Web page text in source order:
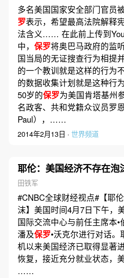
多名美国国家安全部门官员
罗表示，希望最高法院解释
法含义…… 在此前上传到
中， 保罗将奥巴马政府的监
国当局的无证搜查行为相提
的一个教训就是这样的行为
的数据收集计划就是这种行
50岁的保罗为美国肯塔基州
名政客、共和党籍众议员罗
Paul），……
2014年2月13日 · 世界频道
耶伦：美国经济不存在泡
田铁军
#CNBC全球财经视点#【耶
沫】美国时间4月7日下午，
国际交流中心与前任主席本•
潘及保罗•沃克尔进行对话
机以来美国经济已取得显著
恢复，接近充分就业状态，
……